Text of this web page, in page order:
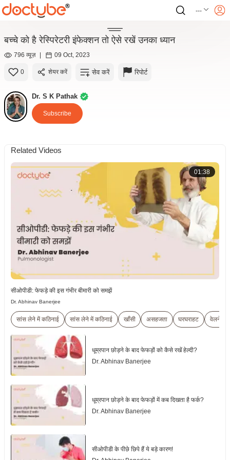
---
बच्चे को है रेस्पिरेटरी इंफेक्शन तो ऐसे रखें उनका ध्यान
796 व्यूज़ | 09 Oct, 2023
0 शेयर करें सेव करें रिपोर्ट
Dr. S K Pathak
Subscribe
Related Videos
01:38
सीओपीडी: फेफड़े की इस गंभीर बीमारी को समझें
Dr. Abhinav Banerjee
सांस लेने में कठिनाई सांस लेने में कठिनाई खाँसी असहजता घरघराहट वेलनेस
धूम्रपान छोड़ने के बाद फेफड़ों को कैसे रखें हेल्दी?
Dr. Abhinav Banerjee
धूम्रपान छोड़ने के बाद फेफड़ों में कब दिखता है फर्क?
Dr. Abhinav Banerjee
सीओपीडी के पीछे छिपे हैं ये बड़े कारण!